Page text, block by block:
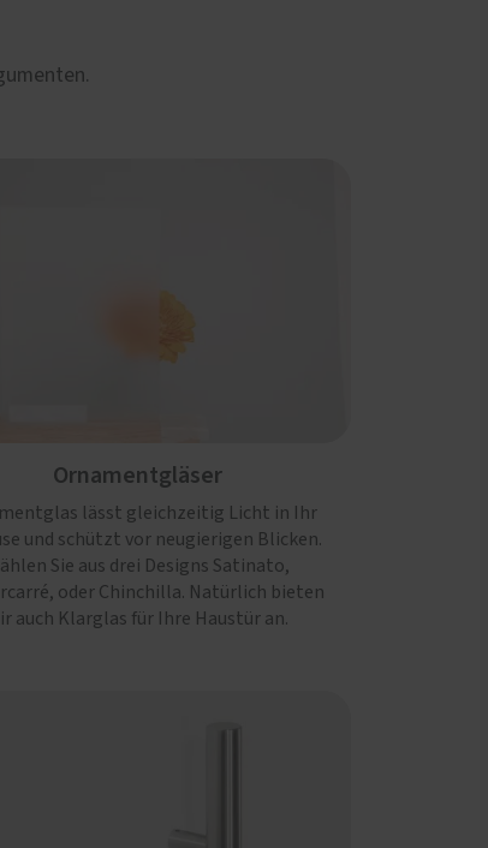
Ornamentgläser
lässt gleichzeitig Licht in Ihr
und schützt vor neugierigen Blicken.
Sie aus drei Designs Satinato,
oder Chinchilla. Natürlich bieten
auch Klarglas für Ihre Haustür an.